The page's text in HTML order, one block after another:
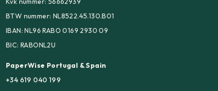
BTW nummer: NL8522.45.130.B01
IBAN: NL96 RABO 0169 2930 09
BIC: RABONL2U
PaperWise Portugal & Spain
+34 619 040 199